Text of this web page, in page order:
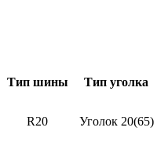
Тип шины Тип уголка
R20 Уголок 20(65)